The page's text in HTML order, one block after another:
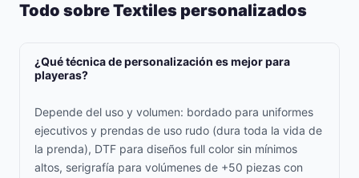
Todo sobre Textiles personalizados
¿Qué técnica de personalización es mejor para
playeras?
Depende del uso y volumen: bordado para uniformes
ejecutivos y prendas de uso rudo (dura toda la vida de
la prenda), DTF para diseños full color sin mínimos
altos, serigrafía para volúmenes de +50 piezas con